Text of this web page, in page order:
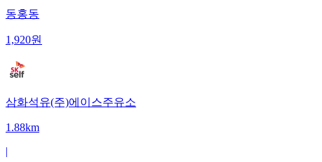
동홍동
1,920원
삼화석유(주)에이스주유소
1.88km
|